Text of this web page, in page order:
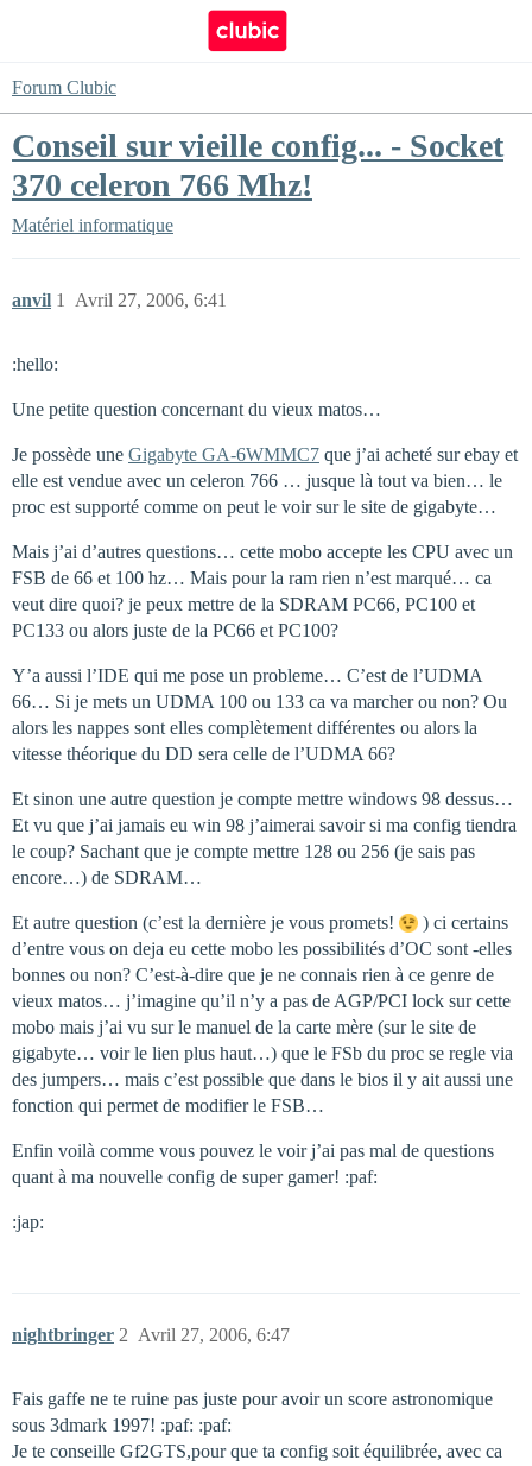
Forum Clubic
Conseil sur vieille config... - Socket
370 celeron 766 Mhz!
Matériel informatique
anvil Avril 27, 2006, 6:41
1
:hello:
Une petite question concernant du vieux matos…
Je possède une Gigabyte GA-6WMMC7 que j’ai acheté sur ebay et
elle est vendue avec un celeron 766 … jusque là tout va bien… le
proc est supporté comme on peut le voir sur le site de gigabyte…
Mais j’ai d’autres questions… cette mobo accepte les CPU avec un
FSB de 66 et 100 hz… Mais pour la ram rien n’est marqué… ca
veut dire quoi? je peux mettre de la SDRAM PC66, PC100 et
PC133 ou alors juste de la PC66 et PC100?
Y’a aussi l’IDE qui me pose un probleme… C’est de l’UDMA
66… Si je mets un UDMA 100 ou 133 ca va marcher ou non? Ou
alors les nappes sont elles complètement différentes ou alors la
vitesse théorique du DD sera celle de l’UDMA 66?
Et sinon une autre question je compte mettre windows 98 dessus…
Et vu que j’ai jamais eu win 98 j’aimerai savoir si ma config tiendra
le coup? Sachant que je compte mettre 128 ou 256 (je sais pas
encore…) de SDRAM…
Et autre question (c’est la dernière je vous promets!
) ci certains
d’entre vous on deja eu cette mobo les possibilités d’OC sont -elles
bonnes ou non? C’est-à-dire que je ne connais rien à ce genre de
vieux matos… j’imagine qu’il n’y a pas de AGP/PCI lock sur cette
mobo mais j’ai vu sur le manuel de la carte mère (sur le site de
gigabyte… voir le lien plus haut…) que le FSb du proc se regle via
des jumpers… mais c’est possible que dans le bios il y ait aussi une
fonction qui permet de modifier le FSB…
Enfin voilà comme vous pouvez le voir j’ai pas mal de questions
quant à ma nouvelle config de super gamer! :paf:
:jap:
nightbringer Avril 27, 2006, 6:47
2
Fais gaffe ne te ruine pas juste pour avoir un score astronomique
sous 3dmark 1997! :paf: :paf:
Je te conseille Gf2GTS,pour que ta config soit équilibrée, avec ca